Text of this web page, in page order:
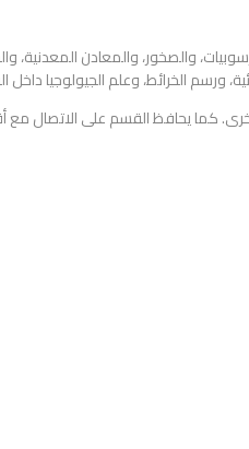
والصخور، والمعادن المعدنية،
ورسم الخرائط، وعلم الجيولوجيا داخل
كما يحافظ القسم على الاتصال مع